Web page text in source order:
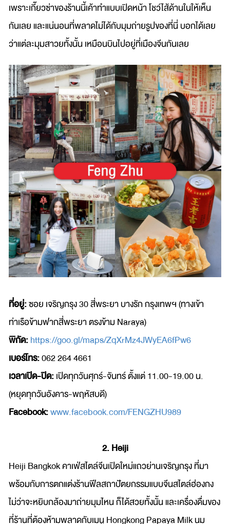
เพราะเกี๊ยวซ่าของร้านนี้เค้าทำแบบเปิดหน้า โชว์ไส้ด้านในให้เห็น
กันเลย และแน่นอนที่พลาดไม่ได้กับมุมถ่ายรูปของที่นี่ บอกได้เลย
ว่าแต่ละมุมสาวยทั้งนั้น เหมือนบินไปอยู่ที่เมืองจีนกันเลย
ที่อยู่:ซอย เจริญกรุง 30 สี่พระยา บางรัก กรุงเทพฯ (ทางเข้า
ท่าเรือข้ามฟากสี่พระยา ตรงข้าม Naraya)
พิกัด:https://goo.gl/maps/ZqXrMz4JWyEA6fPw6
เบอร์โทร:062 264 4661
เวลาเปิด-ปิด:เปิดทุกวันศุกร์-จันทร์ ตั้งแต่ 11.00-19.00 น.
(หยุดทุกวันอังคาร-พฤหัสบดี)
Facebook:www.facebook.com/FENGZHU989
2. Heiji
Heiji Bangkok คาเฟ่สไตล์จีนเปิดใหม่แถวย่านเจริญกรุง ที่มา
พร้อมกับการตกแต่งร้านฟีลสถาปัตยกรรมแบบจีนสไตล์ฮ่องกง
ไม่ว่าจะหยิบกล้องมาถ่ายมุมไหน ก็ได้สวยทั้งนั้น และเครื่องดื่มของ
ที่ร้านที่ต้องห้ามพลาดกับเมนู Hongkong Papaya Milk นม